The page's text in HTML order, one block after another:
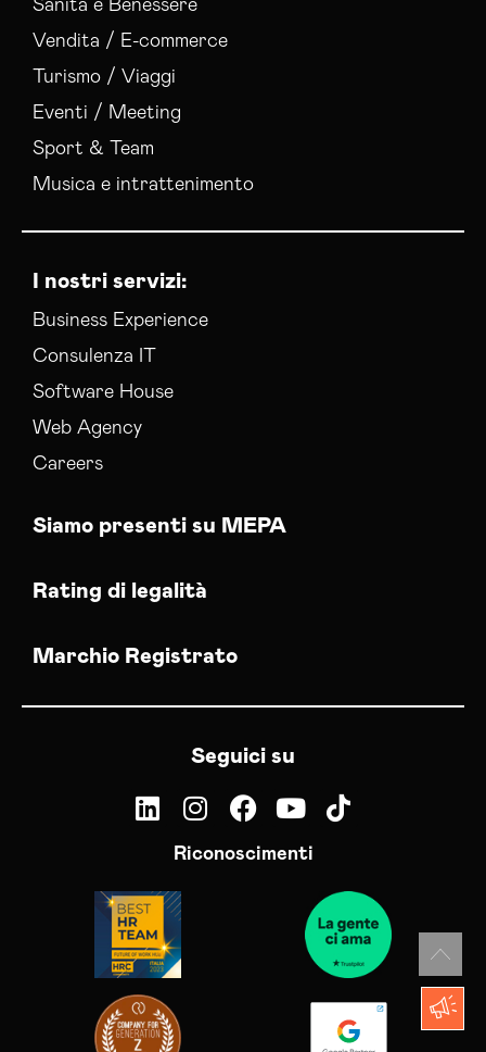
Sanità e Benessere
Vendita / E-commerce
Turismo / Viaggi
Eventi / Meeting
Sport & Team
Musica e intrattenimento
I nostri servizi:
Business Experience
Consulenza IT
Software House
Web Agency
Careers
Siamo presenti su MEPA
Rating di legalità
Marchio Registrato
Seguici su
Riconoscimenti